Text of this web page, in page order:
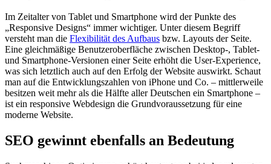
Im Zeitalter von Tablet und Smartphone wird der Punkte des
„Responsive Designs“ immer wichtiger. Unter diesem Begriff
versteht man die Flexibilität des Aufbaus bzw. Layouts der Seite.
Eine gleichmäßige Benutzeroberfläche zwischen Desktop-, Tablet-
und Smartphone-Versionen einer Seite erhöht die User-Experience,
was sich letztlich auch auf den Erfolg der Website auswirkt. Schaut
man auf die Entwicklungszahlen von iPhone und Co. – mittlerweile
besitzen weit mehr als die Hälfte aller Deutschen ein Smartphone –
ist ein responsive Webdesign die Grundvoraussetzung für eine
moderne Website.
SEO gewinnt ebenfalls an Bedeutung